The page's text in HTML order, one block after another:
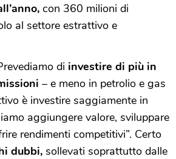
con 360 milioni di
al settore estrattivo e
di investire di più in
– e meno in petrolio e gas
è investire saggiamente in
aggiungere valore, sviluppare
rendimenti competitivi”. Certo
dubbi, sollevati soprattutto dalle